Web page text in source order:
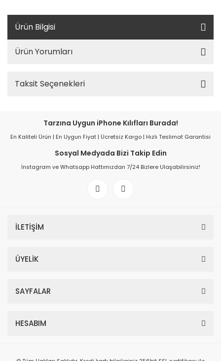
Ürün Bilgisi
Ürün Yorumları
Taksit Seçenekleri
Tarzına Uygun iPhone Kılıfları Burada!
En Kaliteli Ürün | En Uygun Fiyat | Ücretsiz Kargo | Hızlı Teslimat Garantisi
Sosyal Medyada Bizi Takip Edin
İnstagram ve Whatsapp Hattımızdan 7/24 Bizlere Ulaşabilirsiniz!
İLETİŞİM
ÜYELİK
SAYFALAR
HESABIM